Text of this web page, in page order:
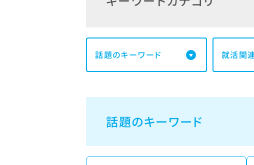
話題のキーワード 就活関
話題のキーワード